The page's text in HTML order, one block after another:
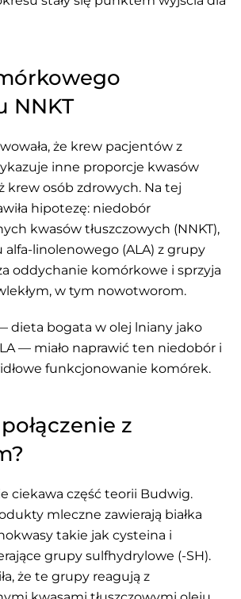
NNKT
że krew pacjentów z
inne proporcje kwasów
krew osób zdrowych. Na tej
hipotezę: niedobór
kwasów tłuszczowych (NNKT),
alfa-linolenowego (ALA) z grupy
oddychanie komórkowe i sprzyja
w tym nowotworom.
dieta bogata w olej lniany jako
— miało naprawić ten niedobór i
funkcjonowanie komórek.
z
ciekawa część teorii Budwig.
mleczne zawierają białka
takie jak cysteina i
grupy sulfhydrylowe (-SH).
że te grupy reagują z